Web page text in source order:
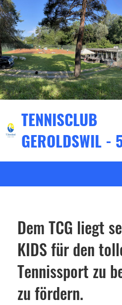
TENNISCLUB
GEROLDSWIL -
Dem TCG liegt
KIDS für den
Tennissport zu
zu fördern.